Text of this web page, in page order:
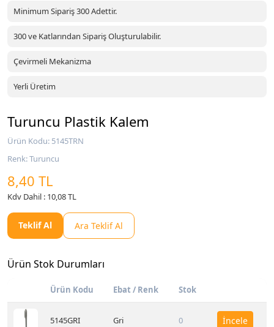
Minimum Sipariş 300 Adettir.
300 ve Katlarından Sipariş Oluşturulabilir.
Çevirmeli Mekanizma
Yerli Üretim
Turuncu Plastik Kalem
Ürün Kodu: 5145TRN
Renk: Turuncu
8,40 TL
Kdv Dahil : 10,08 TL
Teklif Al Ara Teklif Al
Ürün Stok Durumları
Ürün Kodu Ebat / Renk Stok
5145GRI Gri 0 İncele